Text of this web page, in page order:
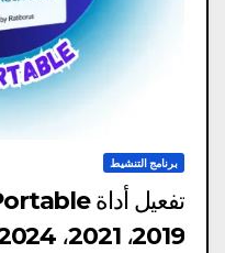
برنامج التنشيط
2019، 2021، 2024 وجميع الويندوز